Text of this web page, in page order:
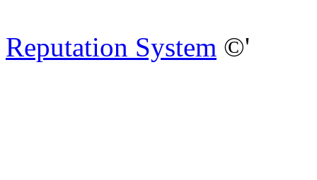
Reputation System ©'